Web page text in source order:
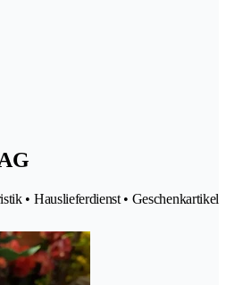
• Hauslieferdienst • Geschenkartikel